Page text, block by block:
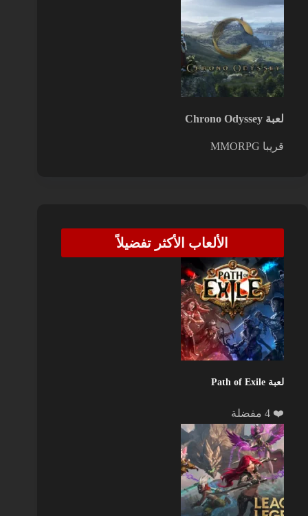
لعبة Chrono Odyssey
قريبا MMORPG
الألعاب الأكثر تفضيلاً
لعبة Path of Exile
❤️ 4 مفضلة